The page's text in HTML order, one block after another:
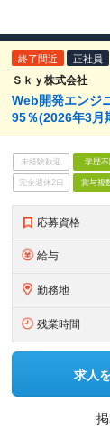
終了間近 正社員
Ｓｋｙ株式会社
Web開発エンジ
95％(2026年3月
未経験歓迎 学歴不
完全週休2日 賞与複
応募資格
給与
勤務地
残業時間
求人